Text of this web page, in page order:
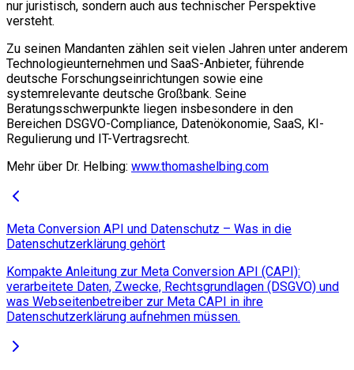
nur juristisch, sondern auch aus technischer Perspektive
versteht.
Zu seinen Mandanten zählen seit vielen Jahren unter anderem
Technologieunternehmen und SaaS-Anbieter, führende
deutsche Forschungseinrichtungen sowie eine
systemrelevante deutsche Großbank. Seine
Beratungsschwerpunkte liegen insbesondere in den
Bereichen DSGVO-Compliance, Datenökonomie, SaaS, KI-
Regulierung und IT-Vertragsrecht.
Mehr über Dr. Helbing: www.thomashelbing.com
Meta Conversion API und Datenschutz – Was in die
Datenschutzerklärung gehört
Kompakte Anleitung zur Meta Conversion API (CAPI):
verarbeitete Daten, Zwecke, Rechtsgrundlagen (DSGVO) und
was Webseitenbetreiber zur Meta CAPI in ihre
Datenschutzerklärung aufnehmen müssen.